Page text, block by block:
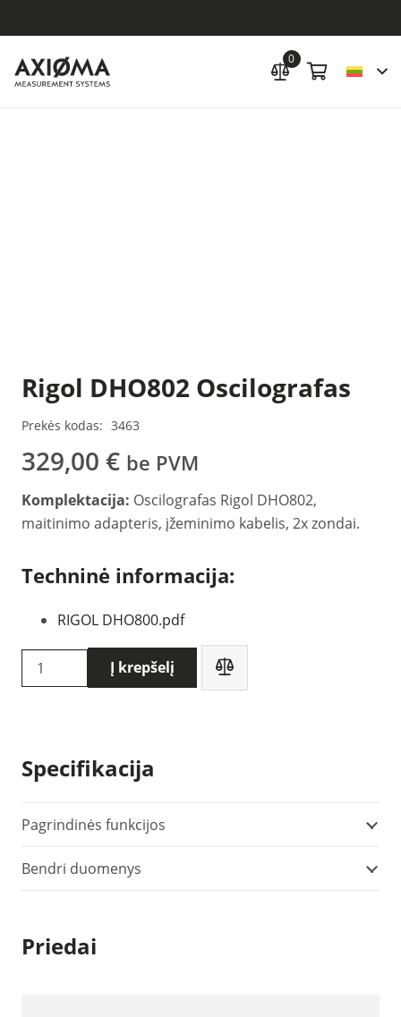
0
Rigol DHO802 Oscilografas
Prekės kodas: 3463
329,00 € be PVM
Komplektacija: Oscilografas Rigol DHO802,
maitinimo adapteris, įžeminimo kabelis, 2x zondai.
Techninė informacija:
RIGOL DHO800.pdf
produkto
kiekis:
Į krepšelį
Specifikacija
Pagrindinės funkcijos
Bendri duomenys
Priedai